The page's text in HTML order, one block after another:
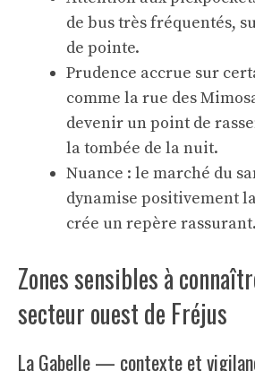
de bus très fréquentés,
de pointe.
Prudence accrue sur
comme la rue des
devenir un point de
la tombée de la nuit.
Nuance : le marché du
dynamise positivement
crée un repère rassurant.
Zones sensibles à
secteur ouest de Fréjus
La Gabelle — contexte et